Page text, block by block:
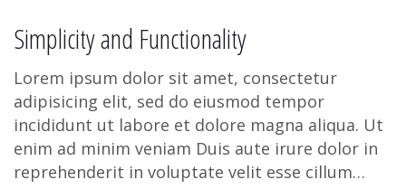
Simplicity and Functionality
Lorem ipsum dolor sit amet, consectetur
adipisicing elit, sed do eiusmod tempor
incididunt ut labore et dolore magna aliqua. Ut
enim ad minim veniam Duis aute irure dolor in
reprehenderit in voluptate velit esse cillum